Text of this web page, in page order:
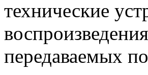
технические
передаваемых